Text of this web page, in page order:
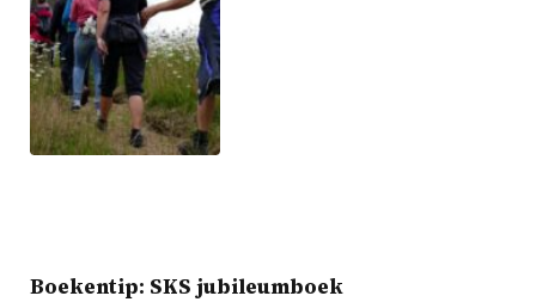
Boekentip: SKS jubileumboek